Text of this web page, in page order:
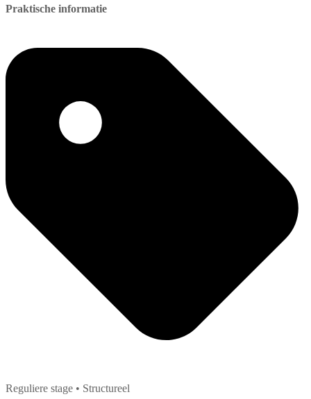
Praktische informatie
Reguliere stage • Structureel